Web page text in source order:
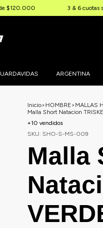
3 & 6 cuotas sin interés
ARGENTINA
Inicio> HOMBRE > MALLAS
Malla Short Natacion
+10 vendidos
SKU: SHO-S-MS-009
Malla